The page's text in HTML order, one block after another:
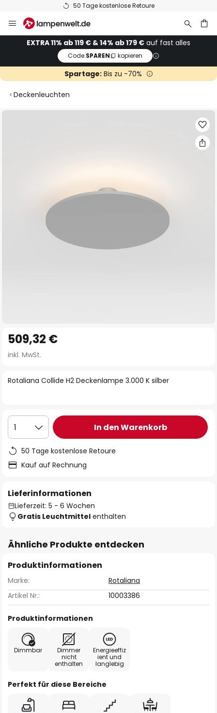
50 Tage kostenlose Retoure
Inhalt
springenEXTRA 11% ab 119 € & 14% ab 179 € auf fast alles
Code:SPAREN kopieren
Spartage:Bis zu -70%
Deckenleuchten
Zum
Anfang
der
springen
Rotaliana Collide H2 Deckenlampe 3.000 K silber
509,32 €
inkl. MwSt.
1 In den Warenkorb
50 Tage kostenlose Retoure
Kauf auf Rechnung
Lieferinformationen
Lieferzeit: 5 - 6 Wochen
Gratis Leuchtmittel enthalten
Ähnliche Produkte entdecken
Produktinformationen
Marke:
Rotaliana
Artikel Nr.:
10003386
Produktinformationen
Dimmbar
Dimmer
nicht
enthalten
Energieeffiz
ient und
langlebig
Perfekt für diese Bereiche